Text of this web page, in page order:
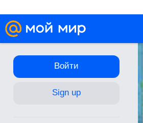
Войти
Sign up